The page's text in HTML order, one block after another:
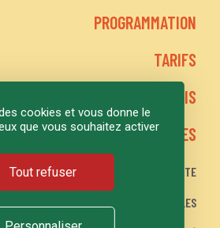
PROGRAMMATION
TARIFS
LE GRAND LOGIS
ACTIONS CULTURELLES
PLAN DU SITE
MENTIONS LÉGALES
cookies et vous donne le
que vous souhaitez activer
Tout refuser